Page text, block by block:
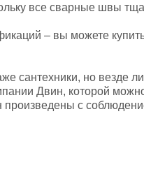
все сварные швы
– вы можете
сантехники, но везде
Двин, которой
с